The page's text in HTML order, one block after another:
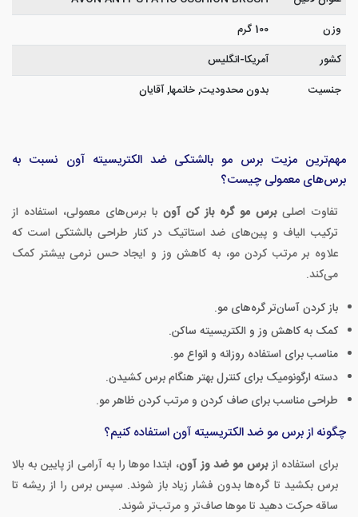
وزن
100 گرم
کشور
آمریکا-انگلیس
جنسیت
بدون محدودیت, خانمها, آقایان
مهم‌ترین مزیت برس مو بالشتکی ضد الکتریسیته آون نسبت به
برس‌های معمولی چیست؟
تفاوت اصلیبرس مو گره باز کن آون با برس‌های معمولی، استفاده از
ترکیب الیاف و پین‌های ضد استاتیک در کنار طراحی بالشتکی است که
علاوه بر مرتب کردن مو، به کاهش وز و ایجاد حس نرمی بیشتر کمک
می‌کند.
باز کردن آسان‌تر گره‌های مو.
کمک به کاهش وز و الکتریسیته ساکن.
مناسب برای استفاده روزانه و انواع مو.
دسته ارگونومیک برای کنترل بهتر هنگام برس کشیدن.
طراحی مناسب برای صاف کردن و مرتب کردن ظاهر مو.
چگونه از برس مو ضد الکتریسیته آون استفاده کنیم؟
برای استفاده ازبرس مو ضد وز آون، ابتدا موها را به آرامی از پایین به بالا
برس بکشید تا گره‌ها بدون فشار زیاد باز شوند. سپس برس را از ریشه تا
ساقه حرکت دهید تا موها صاف‌تر و مرتب‌تر شوند.